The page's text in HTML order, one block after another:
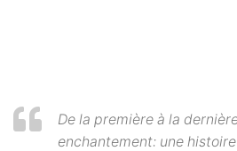
De la première à la
enchantement: une